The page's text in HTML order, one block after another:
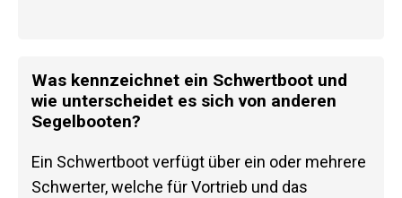
Was kennzeichnet ein Schwertboot und
wie unterscheidet es sich von anderen
Segelbooten?
Ein Schwertboot verfügt über ein oder mehrere
Schwerter, welche für Vortrieb und das